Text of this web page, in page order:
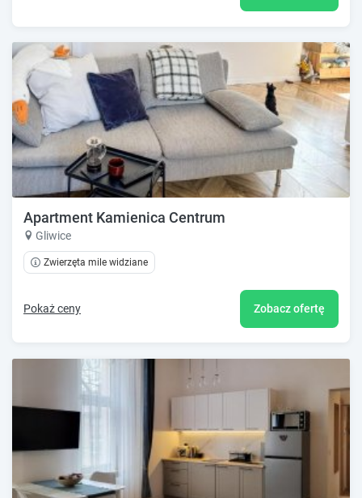
Apartment Kamienica Centrum
Gliwice
Zwierzęta mile widziane
Pokaż ceny Zobacz ofertę